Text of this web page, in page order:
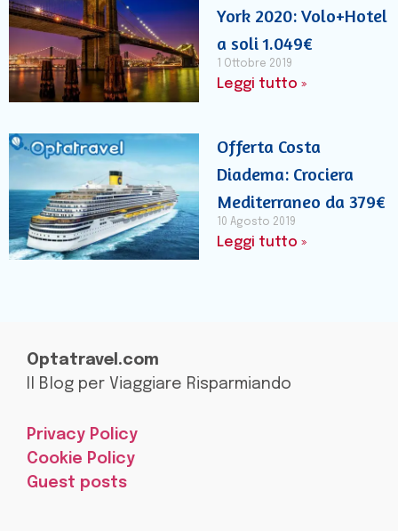
York 2020: Volo+Hotel
a soli 1.049€
1 Ottobre 2019
Leggi tutto »
Offerta Costa
Diadema: Crociera
Mediterraneo da 379€
10 Agosto 2019
Leggi tutto »
Optatravel.com
Il Blog per Viaggiare Risparmiando
Privacy Policy
Cookie Policy
Guest posts